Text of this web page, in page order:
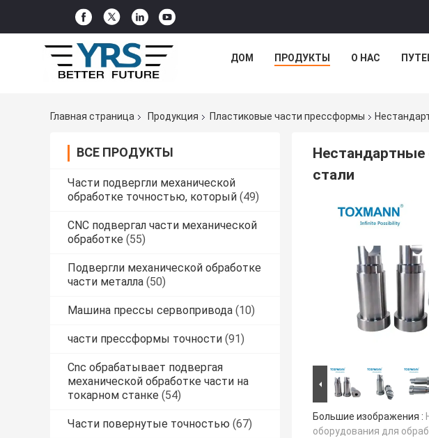
ДОМ ПРОДУКТЫ О НАС
Главная страница Продукция Пластиковые части прессформы
ВСЕ ПРОДУКТЫ
Части подвергли механической
обработке точностью, который (49)
CNC подвергал части механической
обработке (55)
Подвергли механической обработке
части металла (50)
Машина прессы сервопривода (10)
части прессформы точности (91)
Cnc обрабатывает подвергая
механической обработке части на
токарном станке (54)
Части повернутые точностью (67)
стали
Большие изображения :
оборудования для